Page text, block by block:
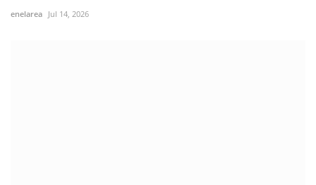
enelarea Jul 14, 2026